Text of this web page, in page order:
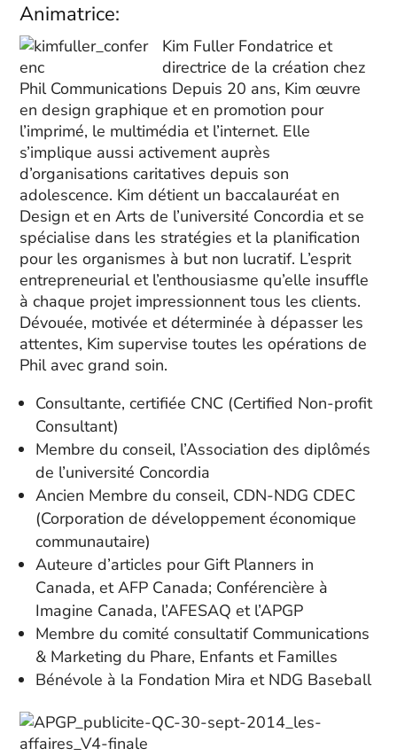
Animatrice:
Kim Fuller Fondatrice et
directrice de la création chez
Phil Communications Depuis 20 ans, Kim œuvre
en design graphique et en promotion pour
l’imprimé, le multimédia et l’internet. Elle
s’implique aussi activement auprès
d’organisations caritatives depuis son
adolescence. Kim détient un baccalauréat en
Design et en Arts de l’université Concordia et se
spécialise dans les stratégies et la planification
pour les organismes à but non lucratif. L’esprit
entrepreneurial et l’enthousiasme qu’elle insuffle
à chaque projet impressionnent tous les clients.
Dévouée, motivée et déterminée à dépasser les
attentes, Kim supervise toutes les opérations de
Phil avec grand soin.
Consultante, certifiée CNC (Certified Non-profit
Consultant)
Membre du conseil, l’Association des diplômés
de l’université Concordia
Ancien Membre du conseil, CDN-NDG CDEC
(Corporation de développement économique
communautaire)
Auteure d’articles pour Gift Planners in
Canada, et AFP Canada; Conférencière à
Imagine Canada, l’AFESAQ et l’APGP
Membre du comité consultatif Communications
& Marketing du Phare, Enfants et Familles
Bénévole à la Fondation Mira et NDG Baseball